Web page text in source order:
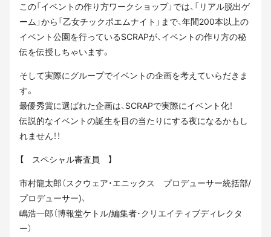
この「イベントの作り方ワークショップ」では、「リアル脱出ゲ
ーム」から「乙女チックポエムナイト」まで、年間200本以上の
イベント公園を行っているSCRAPが、イベントの作り方の秘
伝を伝授しちゃいます。
そして実際にグループでイベントの企画を考えていらだきま
す。
最優秀賞に選ばれた企画は、SCRAPで実際にイベント化！
伝説的なイベントの誕生を目の当たりにする夜になるかもし
れません！！
【 スペシャル審査員 】
市村龍太郎（スクウェア・エニックス プロデューサー統括部/
プロデューサー)、
嶋浩一郎（博報堂ケトル/編集者･クリエイティブディレクタ
ー）